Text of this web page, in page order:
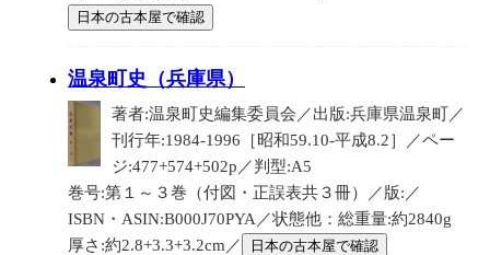
日本の古本屋で確認
温泉町史（兵庫県）
著者:温泉町史編集委員会／出版:兵庫県温泉町／
刊行年:1984-1996［昭和59.10-平成8.2］／ペー
ジ:477+574+502p／判型:A5
巻号:第１～３巻（付図・正誤表共３冊）／版:／
ISBN・ASIN:B000J70PYA／状態他：総重量:約2840g
厚さ:約2.8+3.3+3.2cm／
日本の古本屋で確認